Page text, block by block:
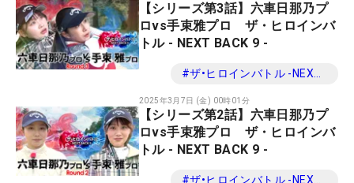
【シリーズ第3話】六車日那乃プ
ロvs手束雅プロ ザ・ヒロインバ
トル - NEXT BACK 9 -
#ザ•ヒロインバトル -NEXT BACK 9-
2025年3月7日 (金) 00時01分
【シリーズ第2話】六車日那乃プ
ロvs手束雅プロ ザ・ヒロインバ
トル - NEXT BACK 9 -
#ザ•ヒロインバトル -NEXT BACK 9-